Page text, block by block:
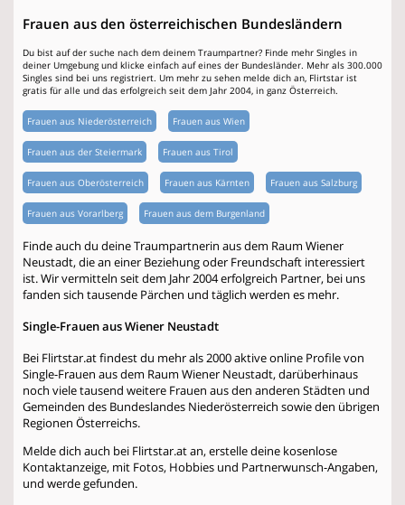
Frauen aus den österreichischen Bundesländern
Du bist auf der suche nach dem deinem Traumpartner? Finde mehr Singles in
deiner Umgebung und klicke einfach auf eines der Bundesländer. Mehr als 300.000
Singles sind bei uns registriert. Um mehr zu sehen melde dich an, Flirtstar ist
gratis für alle und das erfolgreich seit dem Jahr 2004, in ganz Österreich.
Frauen aus Niederösterreich Frauen aus Wien
Frauen aus der Steiermark Frauen aus Tirol
Frauen aus Oberösterreich Frauen aus Kärnten Frauen aus Salzburg
Frauen aus Vorarlberg Frauen aus dem Burgenland
Finde auch du deine Traumpartnerin aus dem Raum Wiener
Neustadt, die an einer Beziehung oder Freundschaft interessiert
ist. Wir vermitteln seit dem Jahr 2004 erfolgreich Partner, bei uns
fanden sich tausende Pärchen und täglich werden es mehr.
Single-Frauen aus Wiener Neustadt
Bei Flirtstar.at findest du mehr als 2000 aktive online Profile von
Single-Frauen aus dem Raum Wiener Neustadt, darüberhinaus
noch viele tausend weitere Frauen aus den anderen Städten und
Gemeinden des Bundeslandes Niederösterreich sowie den übrigen
Regionen Österreichs.
Melde dich auch bei Flirtstar.at an, erstelle deine kosenlose
Kontaktanzeige, mit Fotos, Hobbies und Partnerwunsch-Angaben,
und werde gefunden.